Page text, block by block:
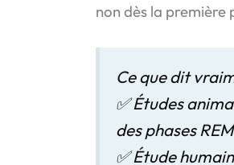
non dès la première
Ce que dit
✅ Études
des phases
✅ Étude